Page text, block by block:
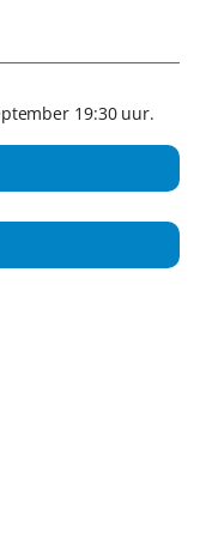
19:30 uur.